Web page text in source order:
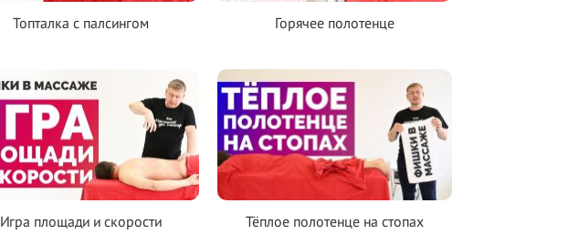
Топталка с палсингом Горячее полотенце
Игра площади и скорости Тёплое полотенце на стопах